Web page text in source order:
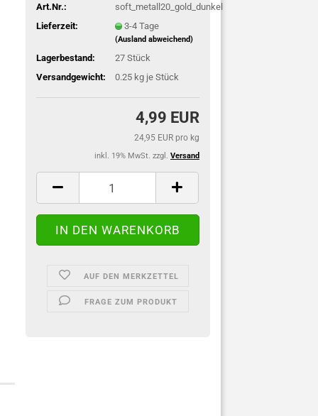
Art.Nr.:
soft_metall20_gold_dunkel
Lieferzeit:
3-4 Tage
(Ausland abweichend)
Lagerbestand: 27 Stück
Versandgewicht:
0.25kg je Stück
4,99 EUR
24,95 EUR pro kg
inkl. 19% MwSt. zzgl. Versand
AUF DEN MERKZETTEL
FRAGE ZUM PRODUKT